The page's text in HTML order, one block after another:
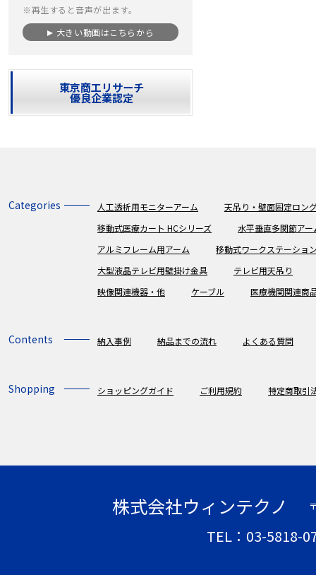
※再生すると音声が出ます。
大きい動画はこちらから
東京商工リサーチ
優良企業認定
Categories 人工透析用モニターアーム
天吊り・壁面固定ロン
移動式医療カート HCシリーズ
水平垂直多関節アー
アルミフレーム用アーム
移動式ワークステーショ
大型液晶テレビ用壁掛け金具
テレビ用天吊り
映像関連機器・他
ケーブル 医療機関関連商
Contents 納入事例 納品までの流れ よくある質問
Shopping ショッピングガイド ご利用規約 特定商取引
株式会社ウィンテクノ
TEL：03-5818-